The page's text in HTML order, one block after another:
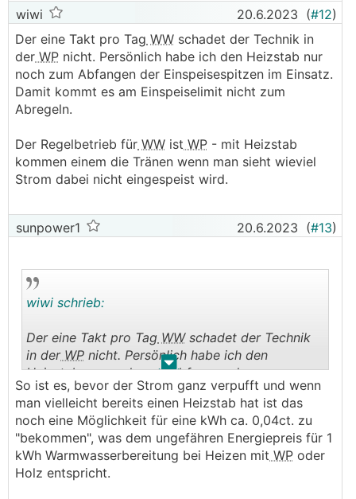
wiwi 20.6.2023 (#12)
Der eine Takt pro Tag WW schadet der Technik in
der WP nicht. Persönlich habe ich den Heizstab nur
noch zum Abfangen der Einspeisespitzen im Einsatz.
Damit kommt es am Einspeiselimit nicht zum
Abregeln.
Der Regelbetrieb für WW ist WP - mit Heizstab
kommen einem die Tränen wenn man sieht wieviel
Strom dabei nicht eingespeist wird.
sunpower1 20.6.2023 (#13)
. .
wiwi schrieb:
Der eine Takt pro Tag WWschadet der Technik
in derWP nicht. Persönlich habe ich den
Heizstab nur noch zum Abfangen der
Einspeisespitzen im Einsatz. Damit kommt es am
Einspeiselimit nicht zum Abregeln.
Der Regelbetrieb fürWWistWP- mit Heizstab
kommen einem die Tränen wenn man sieht
wieviel Strom dabei nicht eingespeist wird.
So ist es, bevor der Strom ganz verpufft und wenn
man vielleicht bereits einen Heizstab hat ist das
noch eine Möglichkeit für eine kWh ca. 0,04ct. zu
"bekommen", was dem ungefähren Energiepreis für 1
kWh Warmwasserbereitung bei Heizen mit WP oder
Holz entspricht.